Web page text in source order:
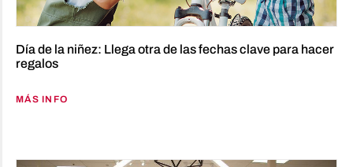
Día de la niñez: Llega otra de las fechas clave para hacer
regalos
MÁS INFO